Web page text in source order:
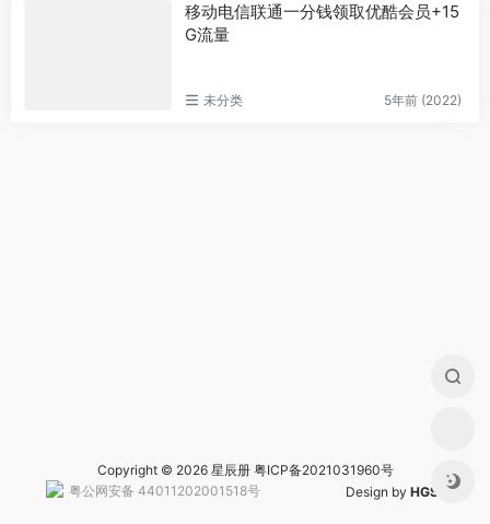
移动电信联通一分钱领取优酷会员+15
G流量
未分类 5年前 (2022)
Copyright © 2026 星辰册 粤ICP备2021031960号
粤公网安备 44011202001518号Design by HGS